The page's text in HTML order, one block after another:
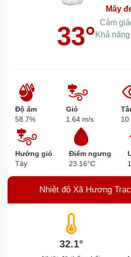
33°
mây
Cảm
Khả
Độ ẩm
58.7%
Gió
1.64 m/s
10
Hướng gió
Tây
Điểm ngưng
23.16°C
Nhiệt độ Xã Hương
32.1°